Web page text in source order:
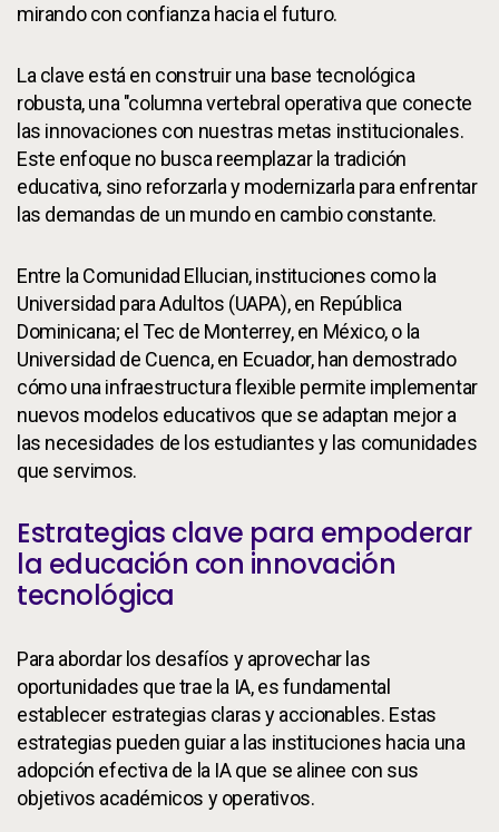
mirando con confianza hacia el futuro.
La clave está en construir una base tecnológica
robusta, una "columna vertebral operativa que conecte
las innovaciones con nuestras metas institucionales.
Este enfoque no busca reemplazar la tradición
educativa, sino reforzarla y modernizarla para enfrentar
las demandas de un mundo en cambio constante.
Entre la Comunidad Ellucian, instituciones como la
Universidad para Adultos (UAPA), en República
Dominicana; el Tec de Monterrey, en México, o la
Universidad de Cuenca, en Ecuador, han demostrado
cómo una infraestructura flexible permite implementar
nuevos modelos educativos que se adaptan mejor a
las necesidades de los estudiantes y las comunidades
que servimos.
Estrategias clave para empoderar
la educación con innovación
tecnológica
Para abordar los desafíos y aprovechar las
oportunidades que trae la IA, es fundamental
establecer estrategias claras y accionables. Estas
estrategias pueden guiar a las instituciones hacia una
adopción efectiva de la IA que se alinee con sus
objetivos académicos y operativos.